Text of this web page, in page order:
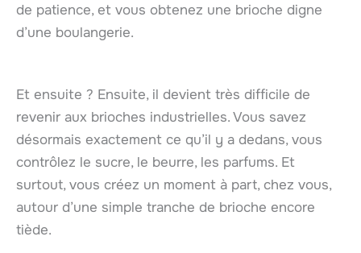
de patience, et vous obtenez une brioche digne
d’une boulangerie.
Et ensuite ? Ensuite, il devient très difficile de
revenir aux brioches industrielles. Vous savez
désormais exactement ce qu’il y a dedans, vous
contrôlez le sucre, le beurre, les parfums. Et
surtout, vous créez un moment à part, chez vous,
autour d’une simple tranche de brioche encore
tiède.